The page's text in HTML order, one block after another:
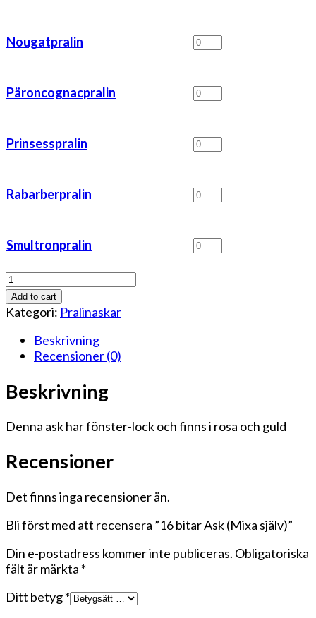
Havssalt
mängd
Nougatpralin
Nougatpralin
Päroncognacpralin
Päroncognacpralin
Prinsesspralin
Prinsesspralin
Rabarberpralin
Rabarberpralin
Smultronpralin
Smultronpralin
16
bitar
Ask
(Mixa
själv)
mängd
Add to cart
Kategori: Pralinaskar
Beskrivning
Recensioner (0)
Beskrivning
Denna ask har fönster-lock och finns i rosa och guld
Recensioner
Det finns inga recensioner än.
Bli först med att recensera ”16 bitar Ask (Mixa själv)”
Din e-postadress kommer inte publiceras. Obligatoriska
fält är märkta *
Ditt betyg*